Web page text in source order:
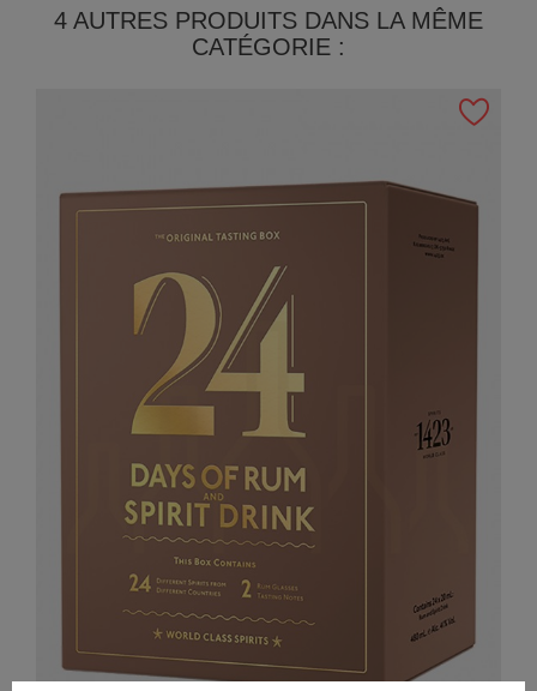
4 AUTRES PRODUITS DANS LA MÊME
CATÉGORIE :